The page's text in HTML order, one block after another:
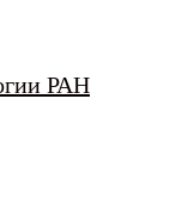
РАН